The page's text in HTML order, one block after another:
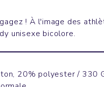
! À l'image des
unisexe bicolore.
20% polyester / 330